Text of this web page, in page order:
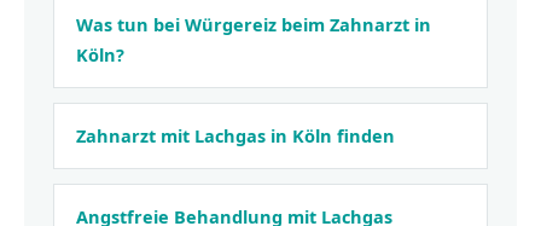
Was tun bei Würgereiz beim Zahnarzt in
Köln?
Zahnarzt mit Lachgas in Köln finden
Angstfreie Behandlung mit Lachgas